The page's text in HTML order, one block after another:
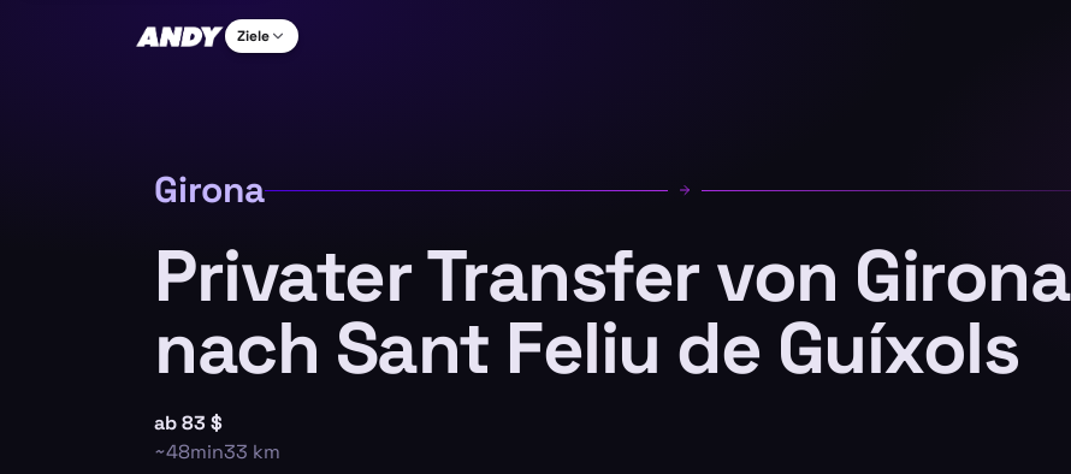
Ziele
Girona
Privater Transfer von Girona
nach Sant Feliu de Guíxols
ab83 $
~48min33 km